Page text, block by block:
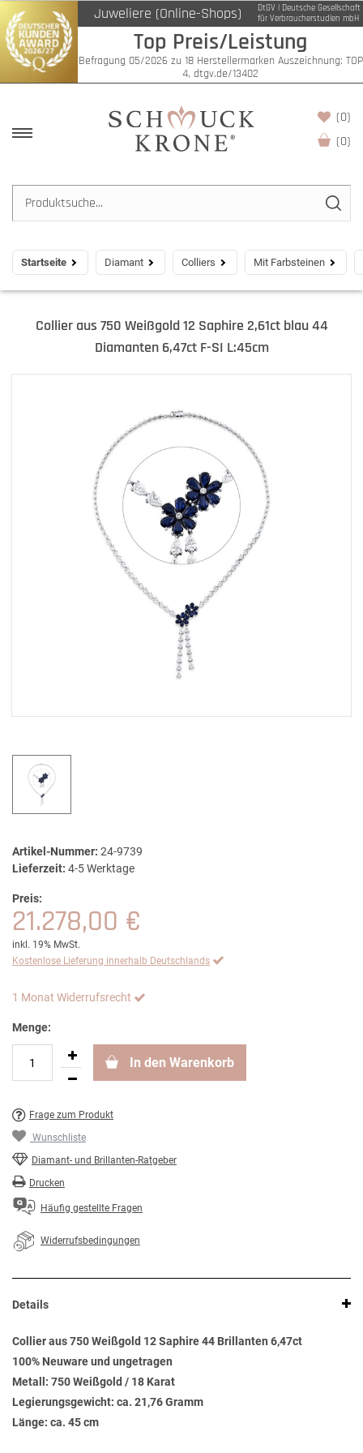
Juweliere (Online-Shops)
DtGV | Deutsche Gesellschaft
für Verbraucherstudien mbH
Top Preis/Leistung
Befragung 05/2026 zu 18 Herstellermarken Auszeichnung: TOP
4, dtgv.de/13402
(0)
(0)
Startseite Diamant Colliers Mit Farbsteinen
Collier aus 750 Weißgold 12 Saphire 2,61ct blau 44
Diamanten 6,47ct F-SI L:45cm
Artikel-Nummer: 24-9739
Lieferzeit: 4-5 Werktage
Preis:
21.278,00 €
inkl. 19% MwSt.
Kostenlose Lieferung innerhalb Deutschlands
1 Monat Widerrufsrecht
Menge:
In den Warenkorb
Frage zum Produkt
Wunschliste
Diamant- und Brillanten-Ratgeber
Drucken
Häufig gestellte Fragen
Widerrufsbedingungen
Details
Collier aus 750 Weißgold 12 Saphire 44 Brillanten 6,47ct
100% Neuware und ungetragen
Metall: 750 Weißgold / 18 Karat
Legierungsgewicht: ca. 21,76 Gramm
Länge: ca. 45 cm